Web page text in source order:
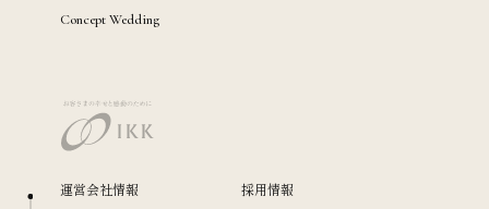
Concept Wedding
運営会社情報 採用情報